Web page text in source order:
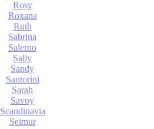
Rosy
Roxana
Ruth
Sabrina
Salerno
Sally
Sandy
Santorini
Sarah
Savoy
Scandinavia
Seimur